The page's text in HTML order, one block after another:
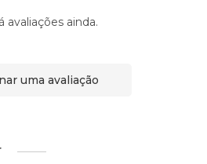
avaliações ainda.
uma avaliação